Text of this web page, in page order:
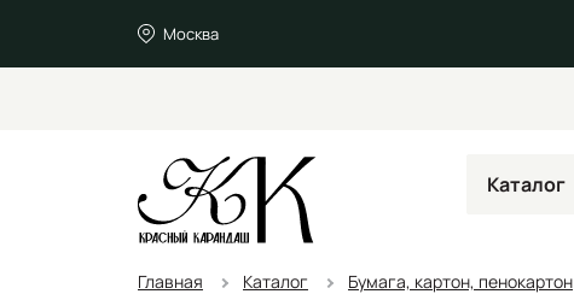
Москва
Каталог
Главная Каталог Бумага, картон, пенокартон